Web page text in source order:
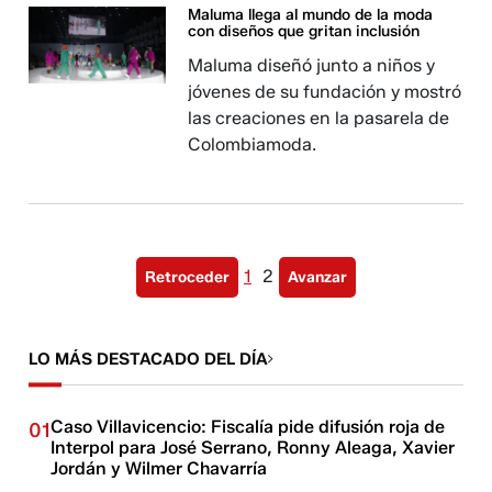
Maluma llega al mundo de la moda
con diseños que gritan inclusión
Maluma diseñó junto a niños y
jóvenes de su fundación y mostró
las creaciones en la pasarela de
Colombiamoda.
Retroceder 1 2 Avanzar
LO MÁS DESTACADO DEL DÍA
01Caso Villavicencio: Fiscalía pide difusión roja de
Interpol para José Serrano, Ronny Aleaga, Xavier
Jordán y Wilmer Chavarría